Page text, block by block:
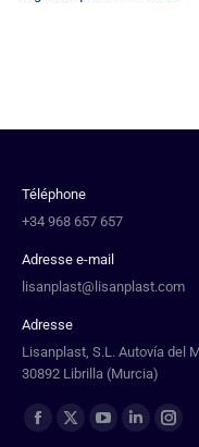
Téléphone
+34 968 657 657
Adresse e-mail
lisanplast@lisanplast.com
Adresse
Lisanplast, S.L. Autovía del
30892 Librilla (Murcia)
Trouvez nous sur :